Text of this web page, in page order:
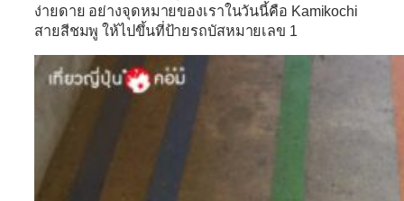
ง่ายดาย อย่างจุดหมายของเราในวันนี้คือ Kamikochi
สายสีชมพู ให้ไปขึ้นที่ป้ายรถบัสหมายเลข 1